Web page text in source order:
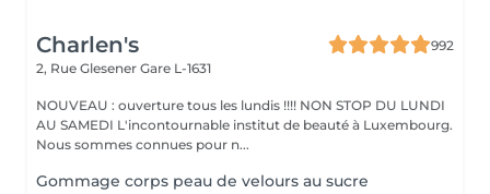
Charlen's
992
2, Rue Glesener Gare L-1631
NOUVEAU : ouverture tous les lundis !!!! NON STOP DU LUNDI
AU SAMEDI L'incontournable institut de beauté à Luxembourg.
Nous sommes connues pour n...
Gommage corps peau de velours au sucre